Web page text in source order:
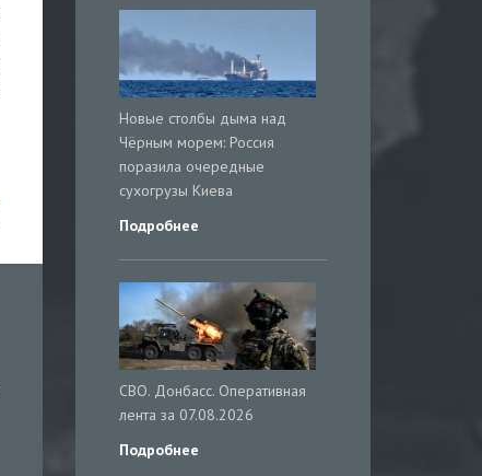
Новые столбы дыма над
Чёрным морем: Россия
поразила очередные
сухогрузы Киева
Подробнее
СВО. Донбасс. Оперативная
лента за 07.08.2026
Подробнее